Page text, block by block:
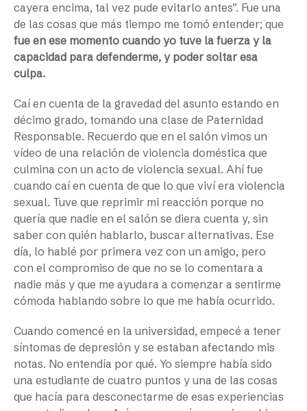
cayera encima, tal vez pude evitarlo antes”. Fue una
de las cosas que más tiempo me tomó entender; que
fue en ese momento cuando yo tuve la fuerza y la
capacidad para defenderme, y poder soltar esa
culpa.
Caí en cuenta de la gravedad del asunto estando en
décimo grado, tomando una clase de Paternidad
Responsable. Recuerdo que en el salón vimos un
vídeo de una relación de violencia doméstica que
culmina con un acto de violencia sexual. Ahí fue
cuando caí en cuenta de que lo que viví era violencia
sexual. Tuve que reprimir mi reacción porque no
quería que nadie en el salón se diera cuenta y, sin
saber con quién hablarlo, buscar alternativas. Ese
día, lo hablé por primera vez con un amigo, pero
con el compromiso de que no se lo comentara a
nadie más y que me ayudara a comenzar a sentirme
cómoda hablando sobre lo que me había ocurrido.
Cuando comencé en la universidad, empecé a tener
síntomas de depresión y se estaban afectando mis
notas. No entendía por qué. Yo siempre había sido
una estudiante de cuatro puntos y una de las cosas
que hacía para desconectarme de esas experiencias